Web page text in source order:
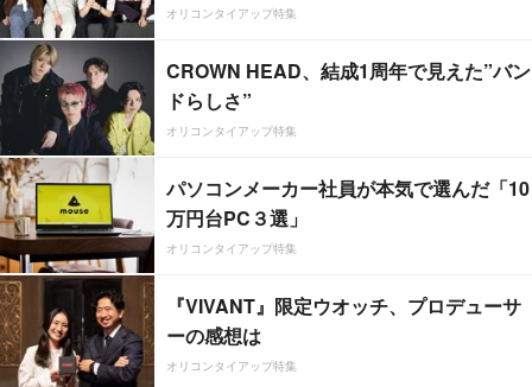
オリコンタイアップ特集
CROWN HEAD、結成1周年で見えた”バン
ドらしさ”
オリコンタイアップ特集
パソコンメーカー社員が本気で選んだ「10
万円台PC３選」
オリコンタイアップ特集
『VIVANT』限定ウオッチ、プロデューサ
ーの感想は
オリコンタイアップ特集